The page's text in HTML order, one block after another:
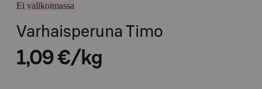
Ei valikoimassa
Varhaisperuna Timo
1,09 €/kg